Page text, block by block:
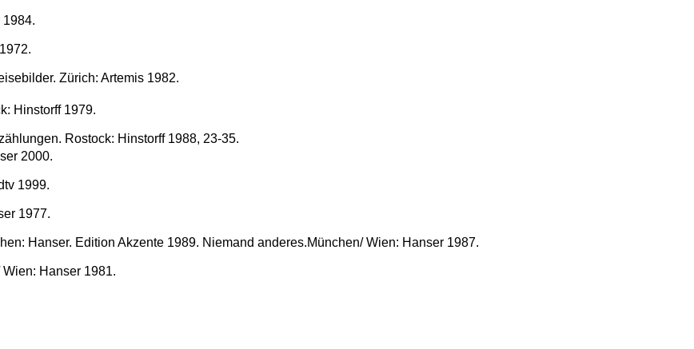
1984.
Zürich: Artemis 1982.
Hinstorff 1979.
Rostock: Hinstorff 1988, 23-35.
2000.
1999.
1977.
Hanser. Edition Akzente 1989. Niemand anderes.München/ Wien: Hanser 1987.
Hanser 1981.